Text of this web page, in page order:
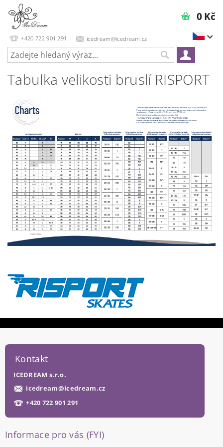
+420 722 901 291 icedream@icedream.cz
0 Kč
Tabulka velikosti bruslí RISPORT
Kontakt
ICEDREAM s.r.o.
icedream@icedream.cz
+420 722 901 291
Informace pro vás (FYI)